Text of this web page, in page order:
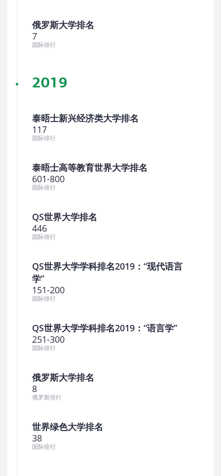
俄罗斯大学排名
7
国际排行
2019
泰晤士新兴经济类大学排名
117
国际排行
泰晤士高等教育世界大学排名
601-800
国际排行
QS世界大学排名
446
国际排行
QS世界大学学科排名2019：“现代语言
学”
151-200
国际排行
QS世界大学学科排名2019：“语言学”
251-300
国际排行
俄罗斯大学排名
8
俄罗斯排行
世界绿色大学排名
38
国际排行